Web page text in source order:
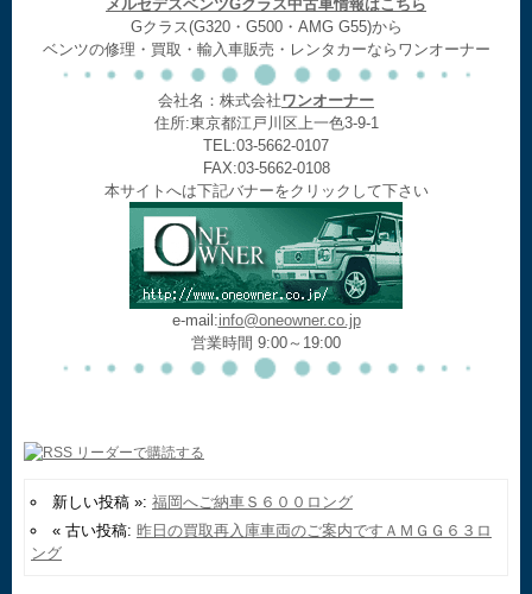
メルセデスベンツGクラス中古車情報はこちら
Gクラス(G320・G500・AMG G55)から
ベンツの修理・買取・輸入車販売・レンタカーならワンオーナー
会社名：株式会社ワンオーナー
住所:東京都江戸川区上一色3-9-1
TEL:03-5662-0107
FAX:03-5662-0108
本サイトへは下記バナーをクリックして下さい
e-mail:info@oneowner.co.jp
営業時間 9:00～19:00
新しい投稿 »: 福岡へご納車Ｓ６００ロング
« 古い投稿: 昨日の買取再入庫車両のご案内ですＡＭＧＧ６３ロ
ング